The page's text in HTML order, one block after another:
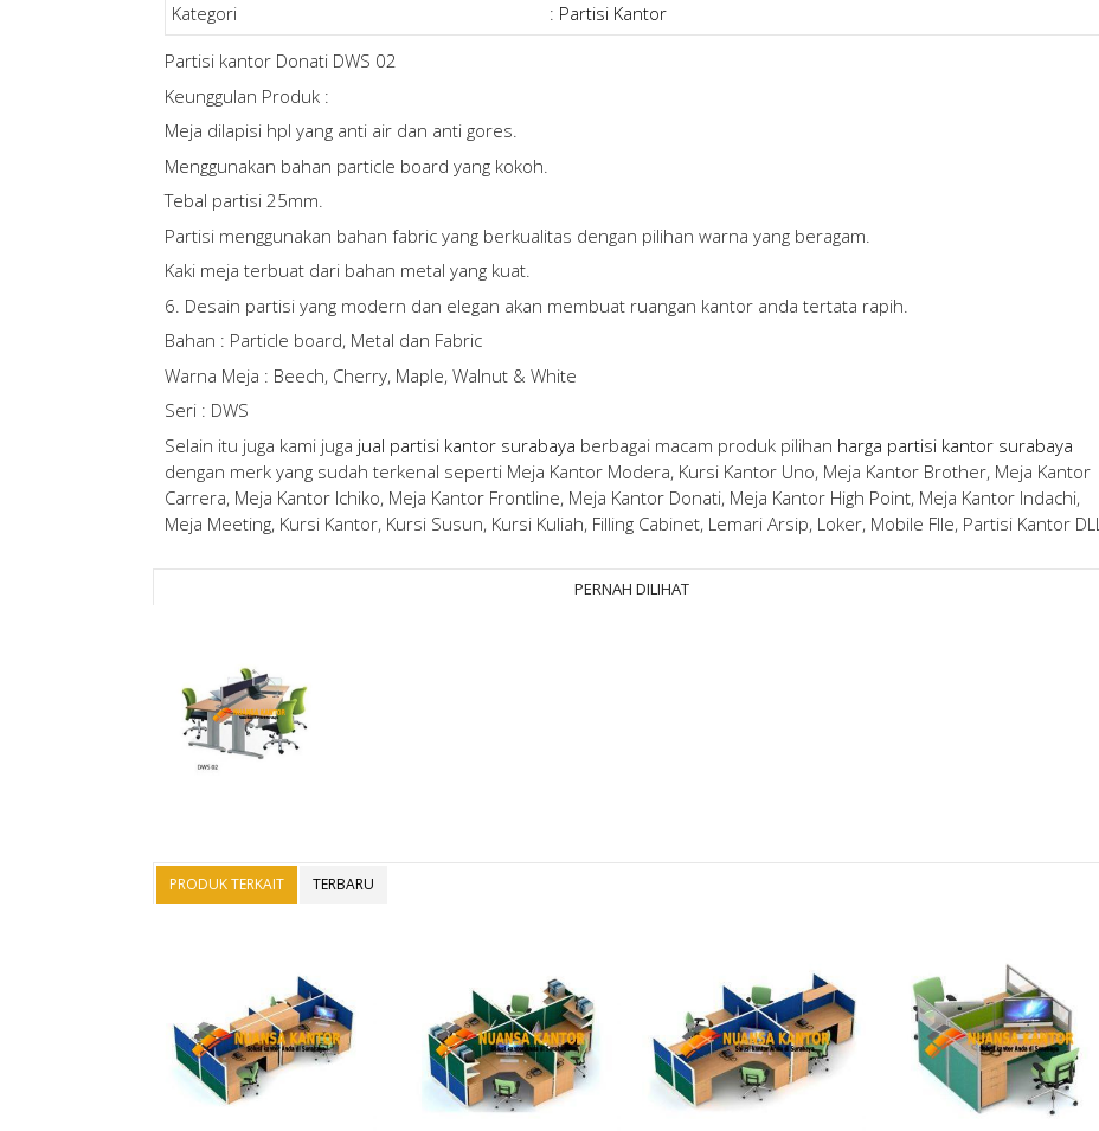
Kategori
: Partisi Kantor
Partisi kantor Donati DWS 02
Keunggulan Produk :
Meja dilapisi hpl yang anti air dan anti gores.
Menggunakan bahan particle board yang kokoh.
Tebal partisi 25mm.
Partisi menggunakan bahan fabric yang berkualitas dengan pilihan warna yang beragam.
Kaki meja terbuat dari bahan metal yang kuat.
6. Desain partisi yang modern dan elegan akan membuat ruangan kantor anda tertata rapih.
Bahan : Particle board, Metal dan Fabric
Warna Meja : Beech, Cherry, Maple, Walnut & White
Seri : DWS
Selain itu juga kami juga jual partisi kantor surabaya berbagai macam produk pilihan harga partisi kantor surabaya
dengan merk yang sudah terkenal seperti Meja Kantor Modera, Kursi Kantor Uno, Meja Kantor Brother, Meja Kantor
Carrera, Meja Kantor Ichiko, Meja Kantor Frontline, Meja Kantor Donati, Meja Kantor High Point, Meja Kantor Indachi,
Meja Meeting, Kursi Kantor, Kursi Susun, Kursi Kuliah, Filling Cabinet, Lemari Arsip, Loker, Mobile FIle, Partisi Kantor DLL.
PERNAH DILIHAT
PRODUK TERKAIT TERBARU